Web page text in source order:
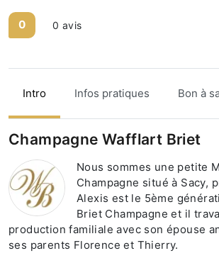
0 0 avis
Intro Infos pratiques Bon à
Champagne Wafflart Briet
Nous sommes une petite
Champagne situé à Sacy,
Alexis est le 5ème
Briet Champagne et il
production familiale avec son épouse
ses parents Florence et Thierry.